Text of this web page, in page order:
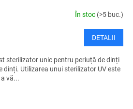
În stoc (>5 buc.)
DETALII
sterilizator unic pentru periuță de dinți
dinți. Utilizarea unui sterilizator UV este
vă...